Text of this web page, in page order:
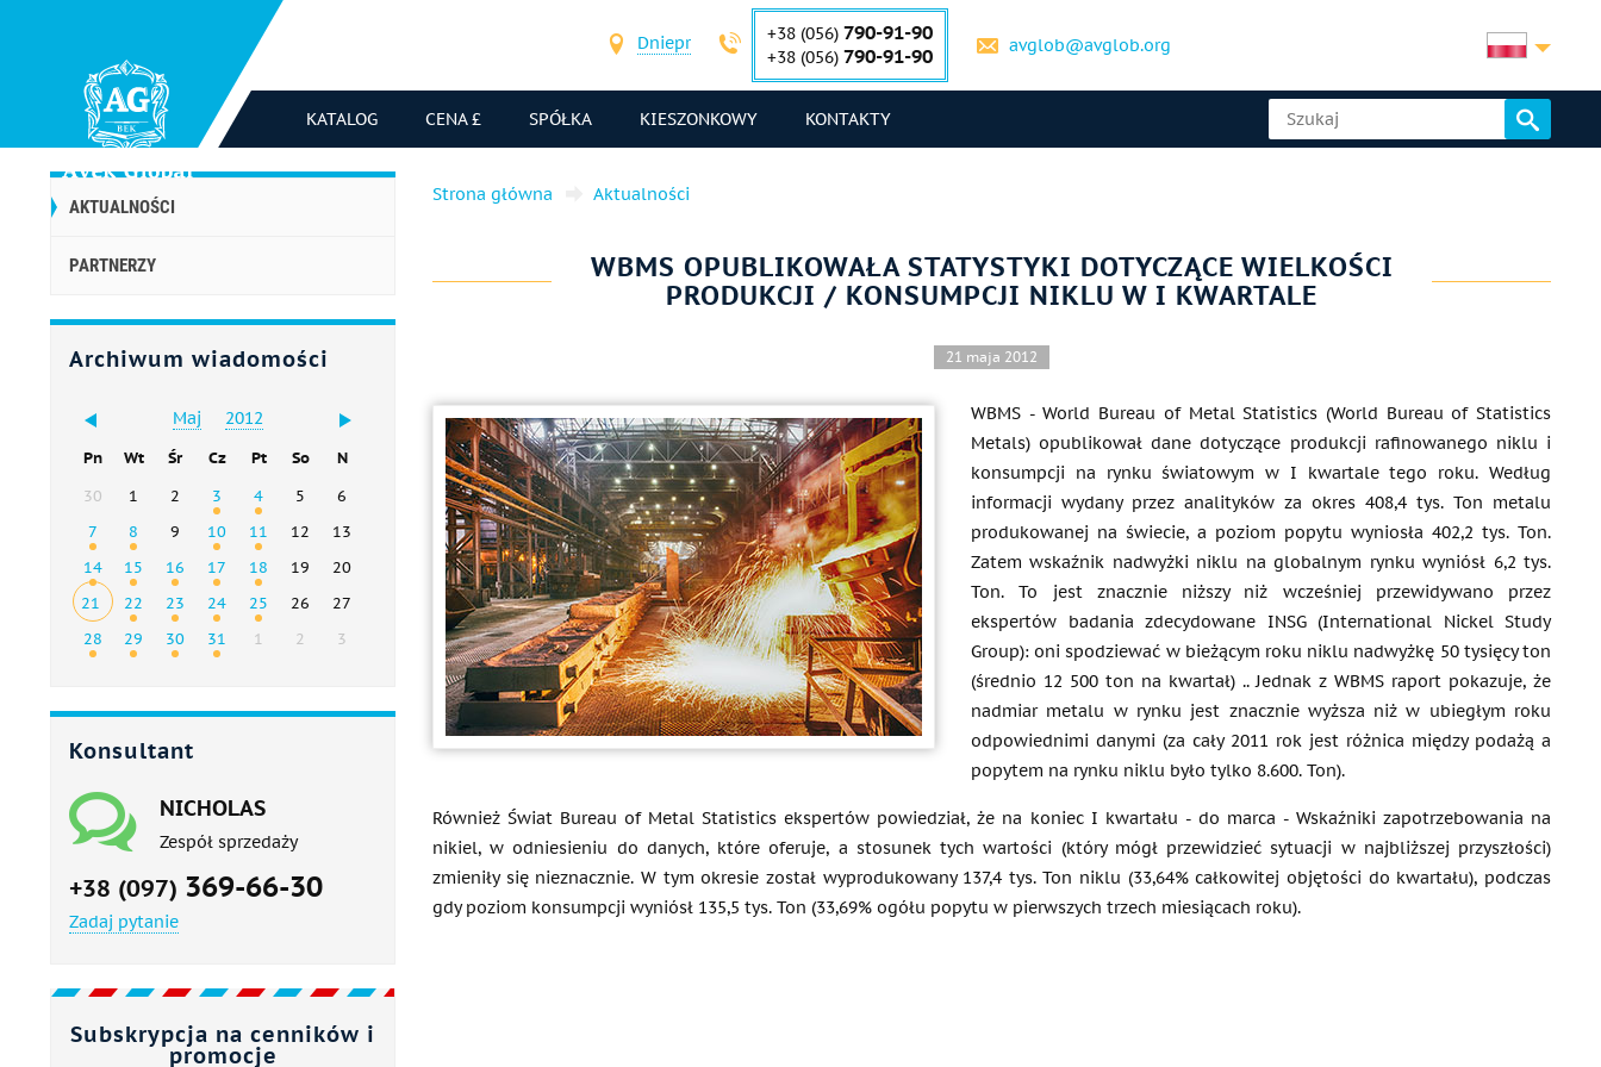
Dniepr +38 (056) 790-91-90
+38 (056) 790-91-90 avglob@avglob.org
KATALOG CENA £ SPÓŁKA KIESZONKOWY KONTAKTY
AKTUALNOŚCI
PARTNERZY
Archiwum wiadomości
Maj 2012
Pn Wt Śr Cz Pt So
N
30
1 2 3 4 5
6
7
8 9 10 11 12
13
14
15 16 17 18 19
20
21
22 23 24 25 26
27
28
29 30 31 1 2 3
Konsultant
NICHOLAS
Zespół sprzedaży
+38 (097) 369-66-30
Zadaj pytanie
Subskrypcja na cenników i
promocje
Strona główna Aktualności
WBMS OPUBLIKOWAŁA STATYSTYKI DOTYCZĄCE WIELKOŚCI
PRODUKCJI / KONSUMPCJI NIKLU W I KWARTALE
21 maja 2012
WBMS - World Bureau of Metal Statistics (World Bureau of Statistics
Metals) opublikował dane dotyczące produkcji rafinowanego niklu i
konsumpcji na rynku światowym w I kwartale tego roku. Według
informacji wydany przez analityków za okres 408,4 tys. Ton metalu
produkowanej na świecie, a poziom popytu wyniosła 402,2 tys. Ton.
Zatem wskaźnik nadwyżki niklu na globalnym rynku wyniósł 6,2 tys.
Ton. To jest znacznie niższy niż wcześniej przewidywano przez
ekspertów badania zdecydowane INSG (International Nickel Study
Group): oni spodziewać w bieżącym roku niklu nadwyżkę 50 tysięcy ton
(średnio 12 500 ton na kwartał) .. Jednak z WBMS raport pokazuje, że
nadmiar metalu w rynku jest znacznie wyższa niż w ubiegłym roku
odpowiednimi danymi (za cały 2011 rok jest różnica między podażą a
popytem na rynku niklu było tylko 8.600. Ton).
Również Świat Bureau of Metal Statistics ekspertów powiedział, że na koniec I kwartału - do marca - Wskaźniki zapotrzebowania na
nikiel, w odniesieniu do danych, które oferuje, a stosunek tych wartości (który mógł przewidzieć sytuacji w najbliższej przyszłości)
zmieniły się nieznacznie. W tym okresie został wyprodukowany 137,4 tys. Ton niklu (33,64% całkowitej objętości do kwartału), podczas
gdy poziom konsumpcji wyniósł 135,5 tys. Ton (33,69% ogółu popytu w pierwszych trzech miesiącach roku).